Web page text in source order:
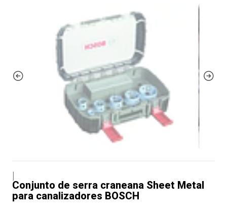
Conjunto de serra craneana Sheet Metal
para canalizadores BOSCH